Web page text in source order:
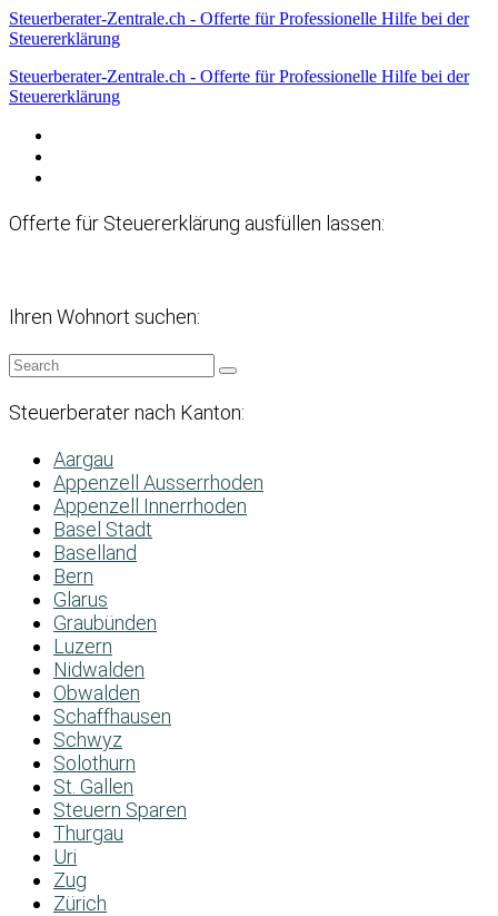
Steuerberater-Zentrale.ch - Offerte für Professionelle Hilfe bei der
Steuererklärung
Steuerberater-Zentrale.ch - Offerte für Professionelle Hilfe bei der
Steuererklärung
Offerte für Steuererklärung ausfüllen lassen:
Ihren Wohnort suchen:
Steuerberater nach Kanton:
Aargau
Appenzell Ausserrhoden
Appenzell Innerrhoden
Basel Stadt
Baselland
Bern
Glarus
Graubünden
Luzern
Nidwalden
Obwalden
Schaffhausen
Schwyz
Solothurn
St. Gallen
Steuern Sparen
Thurgau
Uri
Zug
Zürich